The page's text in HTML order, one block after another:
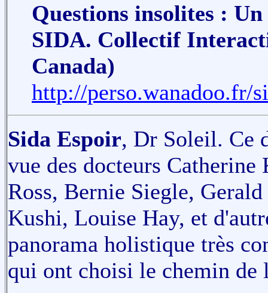
Questions insolites :
SIDA. Collectif
Canada)
http://perso.wanadoo.fr/
Sida Espoir, Dr Soleil. Ce
vue des docteurs
Ross, Bernie Siegle,
Kushi, Louise Hay, et
panorama holistique très
qui ont choisi le chemin de